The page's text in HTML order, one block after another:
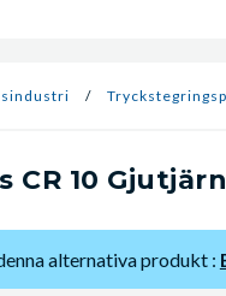
/
CR 10
alternativa produkt :